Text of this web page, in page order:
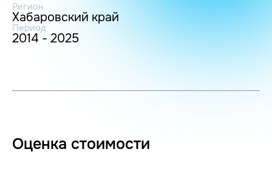
Регион
Хабаровский край
Период
2014 - 2025
Оценка стоимости